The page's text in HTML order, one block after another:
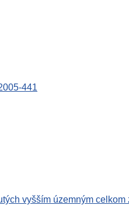
441
vyšším územným